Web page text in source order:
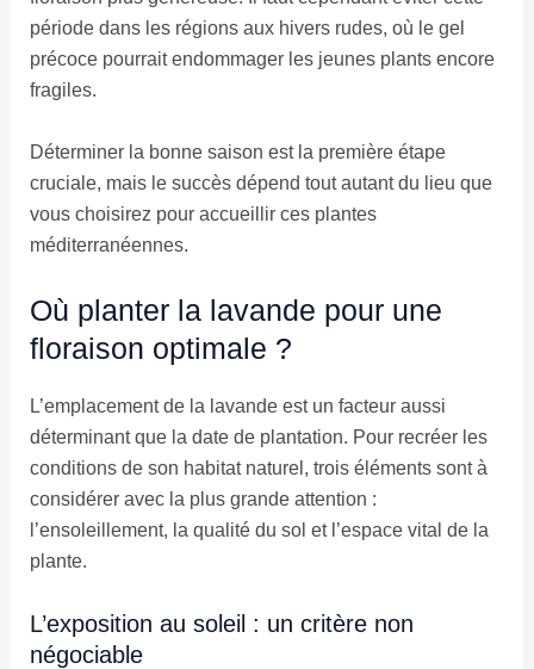
période dans les régions aux hivers rudes, où le gel
précoce pourrait endommager les jeunes plants encore
fragiles.
Déterminer la bonne saison est la première étape
cruciale, mais le succès dépend tout autant du lieu que
vous choisirez pour accueillir ces plantes
méditerranéennes.
Où planter la lavande pour une
floraison optimale ?
L’emplacement de la lavande est un facteur aussi
déterminant que la date de plantation. Pour recréer les
conditions de son habitat naturel, trois éléments sont à
considérer avec la plus grande attention :
l’ensoleillement, la qualité du sol et l’espace vital de la
plante.
L’exposition au soleil : un critère non
négociable